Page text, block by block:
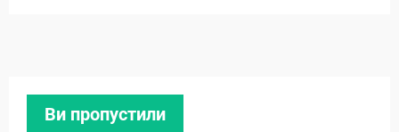
Ви пропустили